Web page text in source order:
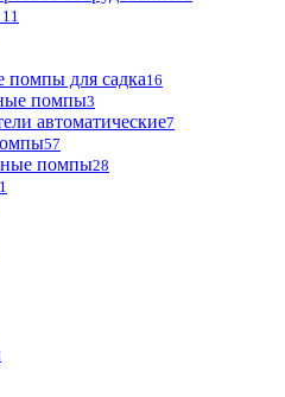
11
помпы для садка16
помпы3
автоматические7
57
помпы28